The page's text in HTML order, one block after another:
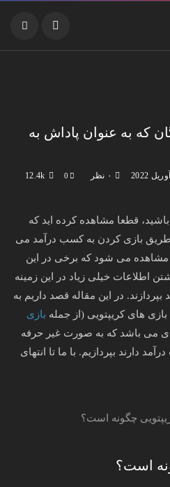
که به عنوان پاداش به
۰ نظر 0
12.4k
قطعا مشاهده کرده اید که
طریق بازی کردن به کسب درآمد می
مشاهده می شود که برخی در این
اطلاعات خیلی زیاد در این زمینه
در این مقاله قصد داریم به
های کریپتویی (از جمله بازی
می باشد که به صورت غیر حرفه
دارند بپردازیم. با ما تا انتهای
است؟